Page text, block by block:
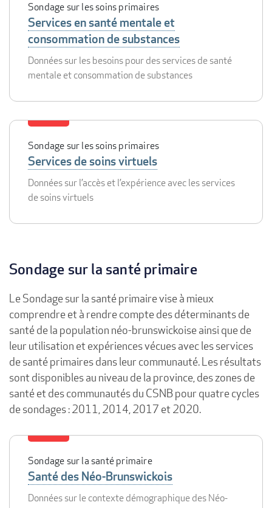
Sondage sur les soins primaires
Services en santé mentale et
consommation de substances
Données sur les besoins pour des services de santé
mentale et consommation de substances
Sondage sur les soins primaires
Services de soins virtuels
Données sur l’accès et l’expérience avec les services
de soins virtuels
Sondage sur la santé primaire
Le Sondage sur la santé primaire vise à mieux
comprendre et à rendre compte des déterminants de
santé de la population néo-brunswickoise ainsi que de
leur utilisation et expériences vécues avec les services
de santé primaires dans leur communauté. Les résultats
sont disponibles au niveau de la province, des zones de
santé et des communautés du CSNB pour quatre cycles
de sondages : 2011, 2014, 2017 et 2020.
Sondage sur la santé primaire
Santé des Néo-Brunswickois
Données sur le contexte démographique des Néo-